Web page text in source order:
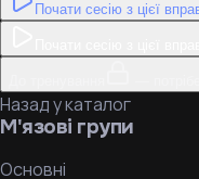
Почати сесію з цієї
Назад у каталог
М'язові групи
Основні